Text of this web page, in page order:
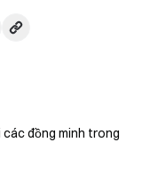
đồng minh trong